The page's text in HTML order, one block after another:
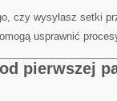
czy wysyłasz setki
usprawnić
pierwszej